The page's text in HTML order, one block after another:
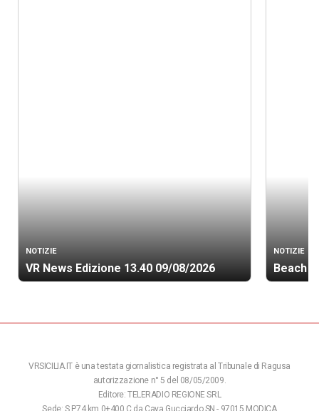
NOTIZIE
VR News Edizione 13.40 09/08/2026
NOTIZIE
Beach
VRSICILIA.IT è una testata giornalistica registrata al Tribunale di Ragusa
autorizzazione n° 5 del 08/05/2009.
Editore: TELERADIO REGIONE SRL
Sede: S.P.74 km 0+400 C.da Cava Gucciardo SN - 97015 MODICA